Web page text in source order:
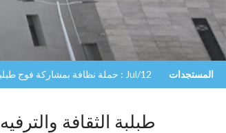
المستجدات Jul/12 : حملة نظافة بمشاركة فوج طبلبة للكشافة التونسية
طبلبة الثقافة والترفيه